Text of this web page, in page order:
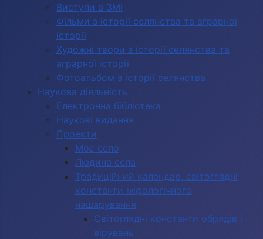
Виступи в ЗМІ
Фільми з історії селянства та аграрної
історії
Художні твори з історії селянства та
аграрної історії
Фотоальбом з історії селянства
Наукова діяльність
Електронна бібліотека
Наукові видання
Проекти
Моє село
Людина села
Традиційний календар, світоглядні
константи міфологічного
нашарування
Світоглядні константи обрядів і
вірувань